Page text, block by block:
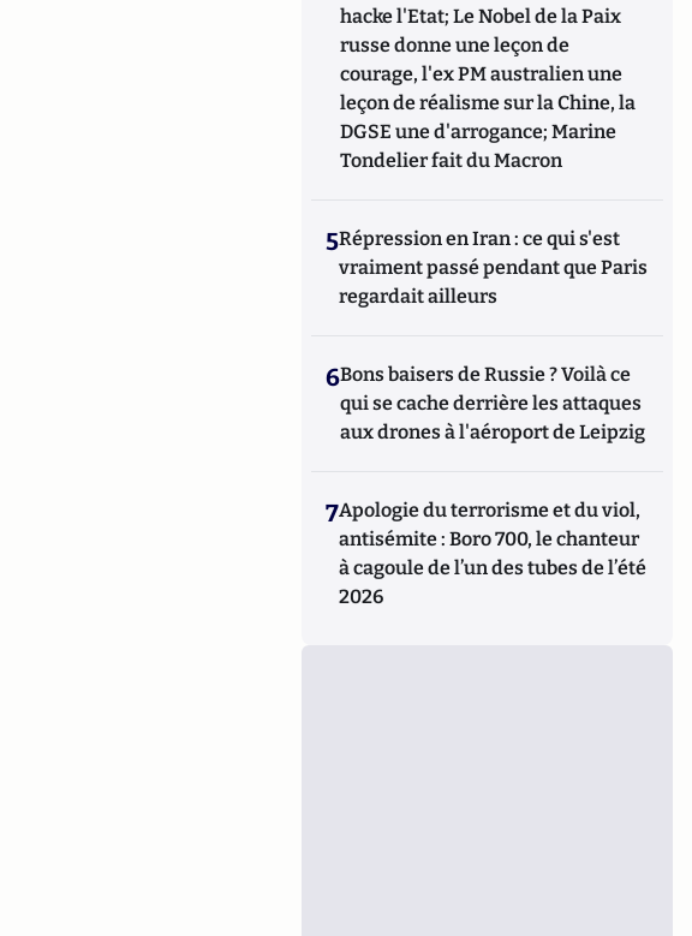
hacke l'Etat; Le Nobel de la Paix
russe donne une leçon de
courage, l'ex PM australien une
leçon de réalisme sur la Chine, la
DGSE une d'arrogance; Marine
Tondelier fait du Macron
5Répression en Iran : ce qui s'est
vraiment passé pendant que Paris
regardait ailleurs
6Bons baisers de Russie ? Voilà ce
qui se cache derrière les attaques
aux drones à l'aéroport de Leipzig
7Apologie du terrorisme et du viol,
antisémite : Boro 700, le chanteur
à cagoule de l’un des tubes de l’été
2026